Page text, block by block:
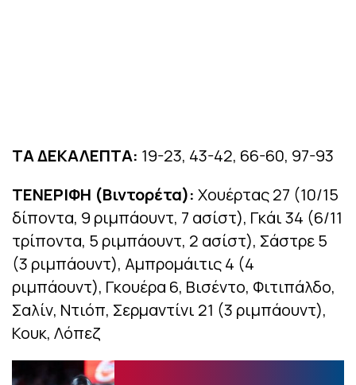
ΤΑ ΔΕΚΑΛΕΠΤΑ: 19-23, 43-42, 66-60, 97-93
ΤΕΝΕΡΙΦΗ (Βιντορέτα): Χουέρτας 27 (10/15
δίποντα, 9 ριμπάουντ, 7 ασίστ), Γκάι 34 (6/11
τρίποντα, 5 ριμπάουντ, 2 ασίστ), Σάστρε 5
(3 ριμπάουντ), Αμπρομάιτις 4 (4
ριμπάουντ), Γκουέρα 6, Βισέντο, Φιτιπάλδο,
Σαλίν, Ντιόπ, Σερμαντίνι 21 (3 ριμπάουντ),
Κουκ, Λόπεζ